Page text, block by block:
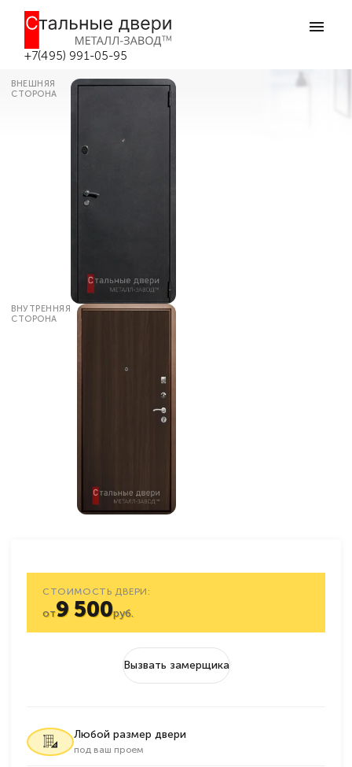
+7(495) 991-05-95
Наружная бюджетная дверь ЭК-23 в
Москве
Главная
ВНЕШНЯЯ
СТОРОНА
ВНУТРЕННЯЯ
СТОРОНА
СТОИМОСТЬ ДВЕРИ:
от9 500руб.
Вызвать замерщика
Любой размер двери
под ваш проем